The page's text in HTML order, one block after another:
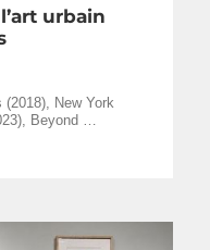
urbain
(2018), New York
Beyond …